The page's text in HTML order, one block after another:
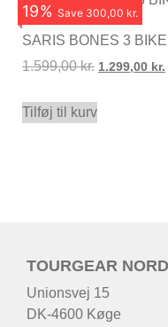
19% Save 300,00 kr.
SARIS BONES 3 BIKE
1.599,00kr. 1.299,00 kr.
Tilføj til kurv
TOURGEAR
Unionsvej 15
DK-4600 Køge